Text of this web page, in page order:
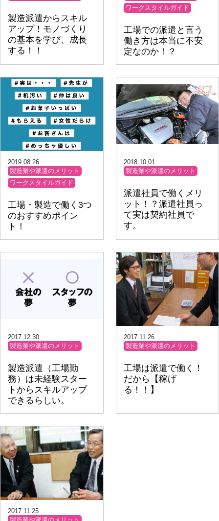
製造派遣からスキル
アップ！モノづくり
の基本を学び、成長
する！！
ワークスタイルガイド
工場での派遣と言う
働き方は本当に不安
定なのか！？
2019.08.26
製造業や派遣のメリット
ワークスタイルガイド
工場・製造で働く3つ
のおすすめポイン
ト！
2018.10.01
製造業や派遣のメリット
派遣社員で働くメリ
ット！？派遣社員っ
て実は契約社員で
す。
2017.12.30
製造業や派遣のメリット
製造派遣（工場勤
務）は未経験スター
トからスキルアップ
できるらしい。
2017.11.26
製造業や派遣のメリット
工場は派遣で働く！
だから【稼げ
る！！】
2017.11.25